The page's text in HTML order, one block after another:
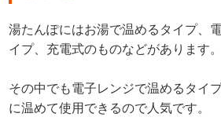
湯たんぽにはお湯で温めるタイプ、
イプ、充電式のものなどがあります。
その中でも電子レンジで温めるタイ
に温めて使用できるので人気です。